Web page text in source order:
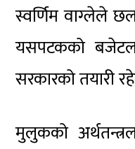
स्वर्णिम वाग्लेले
यसपटकको
सरकारको तयारी
मुलुकको